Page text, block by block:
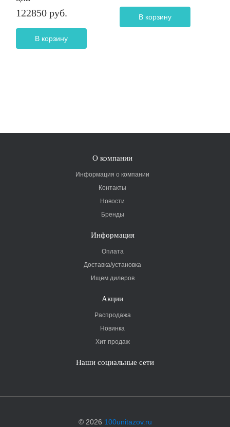
122850 руб.
В корзину
В корзину
О компании
Информация о компании
Контакты
Новости
Бренды
Информация
Оплата
Доставка/установка
Ищем дилеров
Акции
Распродажа
Новинка
Хит продаж
Наши социальные сети
© 2026 100unitazov.ru